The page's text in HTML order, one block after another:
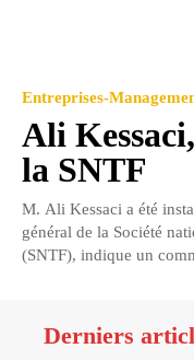
Entreprises-
Ali
la SNTF
M. Ali Kessaci a été
général de la Société
(SNTF), indique un
Derniers